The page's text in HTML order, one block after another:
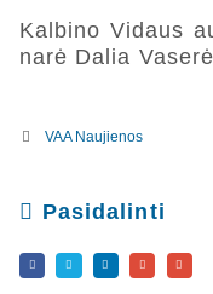
Kalbino Vidaus
narė Dalia Vaserė
VAA Naujienos
Pasidalinti